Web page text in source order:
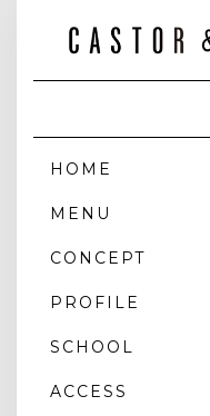
HOME
MENU
CONCEPT
PROFILE
SCHOOL
ACCESS